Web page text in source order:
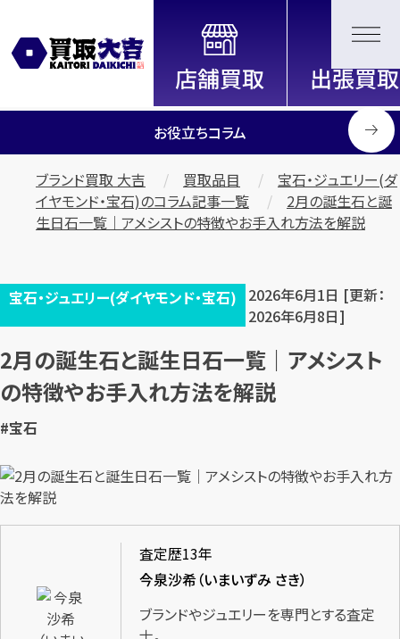
全国2200店舗以上展開中！
信頼と実績の買取専門店「買取大
吉」
お役立ちコラム
ブランド買取 大吉 買取品目
宝石・ジュエリー(ダ
イヤモンド・宝石)のコラム記事一覧
2月の誕生石と誕
生日石一覧｜アメシストの特徴やお手入れ方法を解説
宝石・ジュエリー(ダイヤモンド・宝石)
2026年6月1日 [更新：
2026年6月8日]
2月の誕生石と誕生日石一覧｜アメシスト
の特徴やお手入れ方法を解説
#宝石
査定歴13年
今泉沙希（いまいずみ さき）
ブランドやジュエリーを専門とする査定